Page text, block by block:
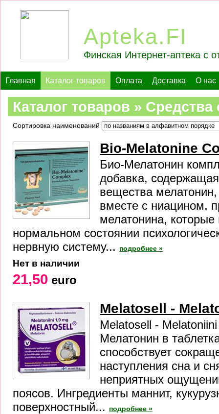
Apteka.FI
Финская Интернет-аптека с
Главная Каталог товаров Оплата Доставка О нас
Каталог товаров »
Сортировка наименований
Bio-Melatonine
Био-Мелатонин
добавка,
вещества
вместе с ниацином,
мелатонина,
нормальном состоянии
нервную систему...
подробнее »
Нет в наличии
21,50 euro
Melatosell -
Melatosell -
Мелатонин в
способствует
наступления сна и
неприятных
поясов. Ингредиенты маннит,
поверхностный...
подробнее »